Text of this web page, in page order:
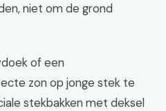
niet om de grond
of een
zon op jonge stek te
stekbakken met deksel